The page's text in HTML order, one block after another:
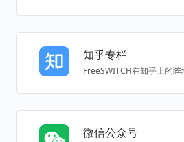
知乎专栏
FreeSWITCH在知乎上的阵
微信公众号